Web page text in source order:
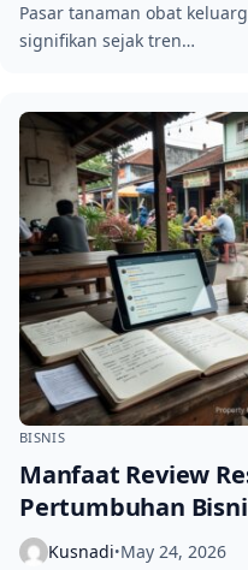
Pasar tanaman obat
signifikan sejak tren…
BISNIS
Manfaat Review
Pertumbuhan
Kusnadi•May 24, 2026